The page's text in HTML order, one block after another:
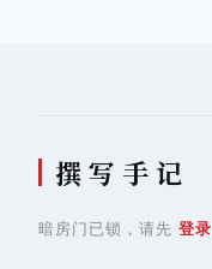
撰 写 手 记
暗房门已锁，请先 登录